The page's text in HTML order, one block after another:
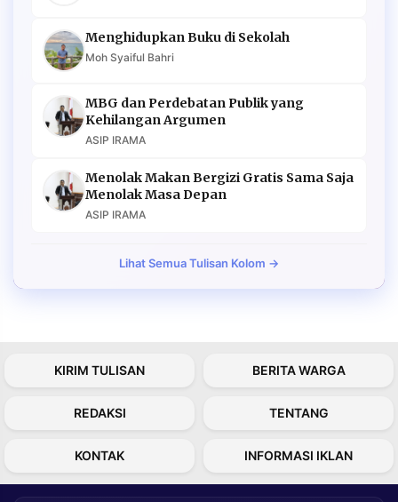
Menghidupkan Buku di Sekolah
Moh Syaiful Bahri
MBG dan Perdebatan Publik yang
Kehilangan Argumen
ASIP IRAMA
Menolak Makan Bergizi Gratis Sama Saja
Menolak Masa Depan
ASIP IRAMA
Lihat Semua Tulisan Kolom →
KIRIM TULISAN BERITA WARGA
REDAKSI TENTANG
KONTAK INFORMASI IKLAN